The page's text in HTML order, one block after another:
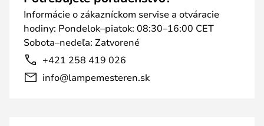
Informácie o zákazníckom servise a otváracie
hodiny: Pondelok–piatok: 08:30–16:00 CET
Sobota–nedeľa: Zatvorené
+421 258 419 026
info@lampemesteren.sk